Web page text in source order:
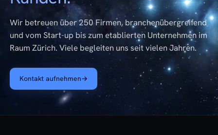
Wir betreuen über 250 Firmen, branchenübergreifend
und vom Start-up bis zum etablierten Unternehmen im
Raum Zürich. Viele begleiten uns seit vielen Jahren.
Kontakt aufnehmen→